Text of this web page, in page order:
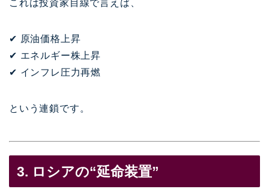
これは投資家目線で言えば、
✔ 原油価格上昇
✔ エネルギー株上昇
✔ インフレ圧力再燃
という連鎖です。
3. ロシアの“延命装置”